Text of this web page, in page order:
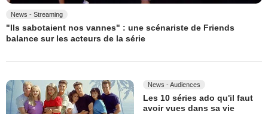
News - Streaming
"Ils sabotaient nos vannes" : une scénariste de Friends
balance sur les acteurs de la série
News - Audiences
Les 10 séries ado qu'il faut
avoir vues dans sa vie